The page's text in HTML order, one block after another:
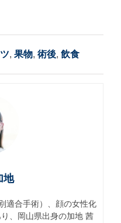
, 果物, 術後, 飲食
地
適合手術）、顔の女性化
、岡山県出身の加地 茜